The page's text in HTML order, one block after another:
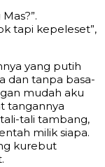
tapi kepeleset”,
yang putih
dan tanpa basa-
mudah aku
tangannya
tali tambang,
milik siapa.
kurebut